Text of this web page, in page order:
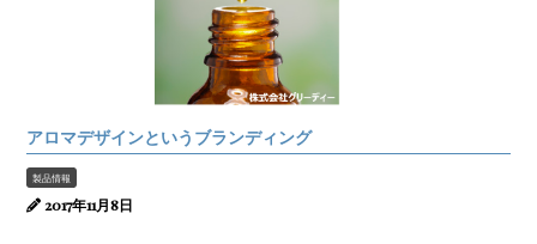
アロマデザインというブランディング
製品情報
2017年11月8日